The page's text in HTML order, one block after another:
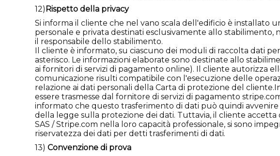
12) Rispetto della privacy
Si informa il cliente che nel vano scala dell'edificio è installato
personale e privata destinati esclusivamente allo stabilimento,
il responsabile dello stabilimento.
Il cliente è informato, su ciascuno dei moduli di raccolta dati
asterisco. Le informazioni elaborate sono destinate allo
ai fornitori di servizi di pagamento online). Il cliente autorizza
comunicazione risulti compatibile con l'esecuzione delle
relazione ai dati personali della Carta di protezione del
essere trasmesse dal fornitore di servizi di pagamento
informato che questo trasferimento di dati può quindi
della legge sulla protezione dei dati. Tuttavia, il cliente
SAS / Stripe.com nella loro capacità professionale, si sono
riservatezza dei dati per detti trasferimenti di dati.
13) Convenzione di prova